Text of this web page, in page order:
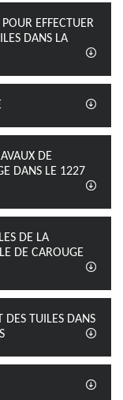
EFFECTUER
DANS LA
DE
DANS LE 1227
DE LA
DE CAROUGE
DES TUILES DANS